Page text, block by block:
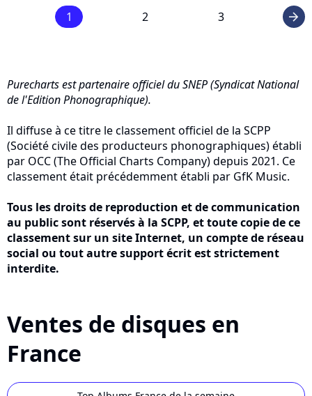
1 2 3 arrow_right
Purecharts est partenaire officiel du SNEP (Syndicat National
de l'Edition Phonographique).
Il diffuse à ce titre le classement officiel de la SCPP
(Société civile des producteurs phonographiques) établi
par OCC (The Official Charts Company) depuis 2021. Ce
classement était précédemment établi par GfK Music.
Tous les droits de reproduction et de communication
au public sont réservés à la SCPP, et toute copie de ce
classement sur un site Internet, un compte de réseau
social ou tout autre support écrit est strictement
interdite.
Ventes de disques en
France